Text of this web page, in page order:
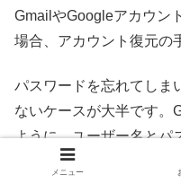
GmailやGoogleアカウン
場合、アカウント復元の
パスワードを忘れてしま
ないケースが大半です。
ように、ユーザー名とパ
ってクラウドに保存して
メニュー